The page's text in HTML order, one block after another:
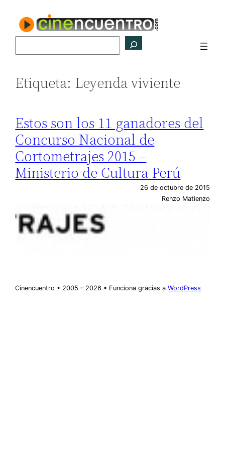
contenido
Etiqueta: Leyenda viviente
Estos son los 11 ganadores del
Concurso Nacional de
Cortometrajes 2015 –
Ministerio de Cultura Perú
26 de octubre de 2015
Renzo Matienzo
Cinencuentro • 2005 – 2026 • Funciona gracias aWordPress